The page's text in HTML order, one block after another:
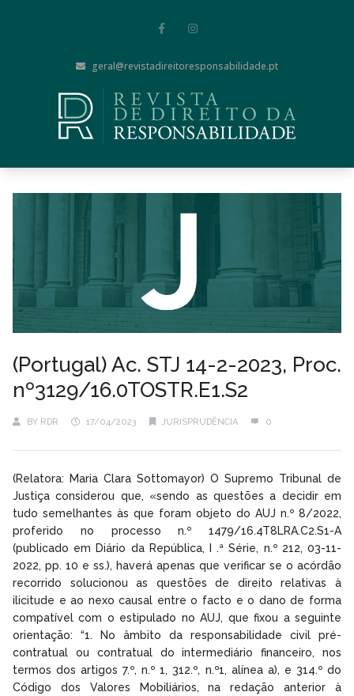
geral@revistadireitoresponsabilidade.pt
(Portugal) Ac. STJ 14-2-2023, Proc.
nº3129/16.0TOSTR.E1.S2
BY RDR 17/04/2023 JURISPRUDÊNCIA 0
(Relatora: Maria Clara Sottomayor) O Supremo Tribunal de
Justiça considerou que, «sendo as questões a decidir em
tudo semelhantes às que foram objeto do AUJ n.º 8/2022,
proferido no processo n.º 1479/16.4T8LRA.C2.S1-A
(publicado em Diário da República, I .ª Série, n.º 212, 03-11-
2022, pp. 10 e ss.), haverá apenas que verificar se o acórdão
recorrido solucionou as questões de direito relativas à
ilicitude e ao nexo causal entre o facto e o dano de forma
compatível com o estipulado no AUJ, que fixou a seguinte
orientação: “1. No âmbito da responsabilidade civil pré-
contratual ou contratual do intermediário financeiro, nos
termos dos artigos 7.º, n.º 1, 312.º, n.º1, alínea a), e 314.º do
Código dos Valores Mobiliários, na redação anterior à